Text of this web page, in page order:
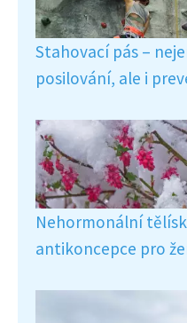
Stahovací pás –
posilování, ale i
Nehormonální
antikoncepce pro